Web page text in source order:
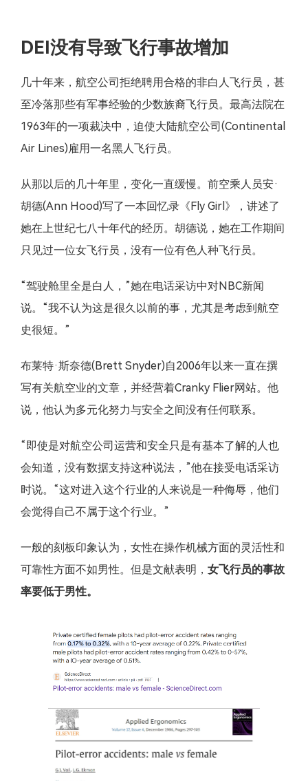
DEI没有导致飞行事故增加
几十年来，航空公司拒绝聘用合格的非白人飞行员，甚
至冷落那些有军事经验的少数族裔飞行员。最高法院在
1963年的一项裁决中，迫使大陆航空公司(Continental
Air Lines)雇用一名黑人飞行员。
从那以后的几十年里，变化一直缓慢。前空乘人员安·
胡德(Ann Hood)写了一本回忆录《Fly Girl》，讲述了
她在上世纪七八十年代的经历。胡德说，她在工作期间
只见过一位女飞行员，没有一位有色人种飞行员。
“驾驶舱里全是白人，”她在电话采访中对NBC新闻
说。“我不认为这是很久以前的事，尤其是考虑到航空
史很短。”
布莱特·斯奈德(Brett Snyder)自2006年以来一直在撰
写有关航空业的文章，并经营着Cranky Flier网站。他
说，他认为多元化努力与安全之间没有任何联系。
“即使是对航空公司运营和安全只是有基本了解的人也
会知道，没有数据支持这种说法，”他在接受电话采访
时说。“这对进入这个行业的人来说是一种侮辱，他们
会觉得自己不属于这个行业。”
一般的刻板印象认为，女性在操作机械方面的灵活性和
可靠性方面不如男性。但是文献表明， 女飞行员的事故
率要低于男性。